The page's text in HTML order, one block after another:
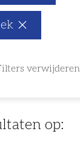
verwijderen
op: